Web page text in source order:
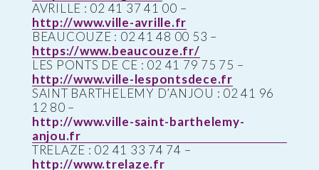
AVRILLE : 02 41 37 41 00 –
http://www.ville-avrille.fr
BEAUCOUZE : 02 41 48 00 53 –
https://www.beaucouze.fr/
LES PONTS DE CE : 02 41 79 75 75 –
http://www.ville-lespontsdece.fr
SAINT BARTHELEMY D’ANJOU : 02 41 96
12 80 –
http://www.ville-saint-barthelemy-
anjou.fr
TRELAZE : 02 41 33 74 74 –
http://www.trelaze.fr